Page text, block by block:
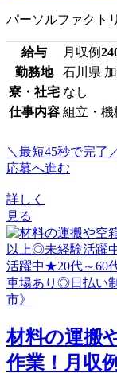
パーソルファクト
給与 月収例
勤務地
石川県
寮・社宅 なし
仕事内容 組立・機
＼最短45秒で完了
応募へ進む
詳しく
見る
材料の運搬
作業！月収